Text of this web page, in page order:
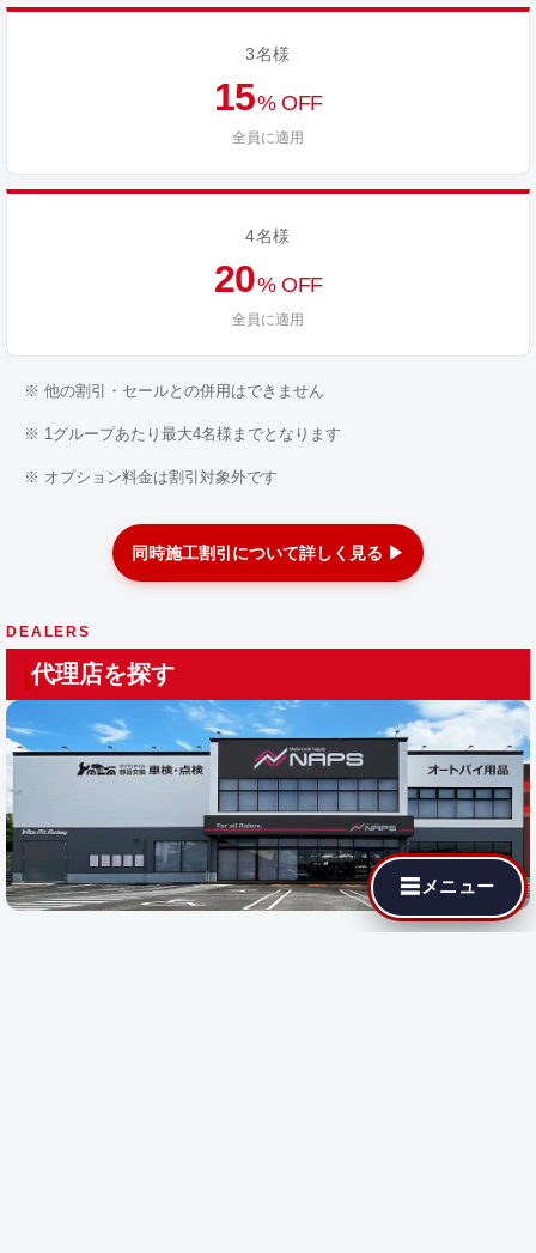
3名様
15% OFF
全員に適用
4名様
20% OFF
全員に適用
※ 他の割引・セールとの併用はできません
※ 1グループあたり最大4名様までとなります
※ オプション料金は割引対象外です
同時施工割引について詳しく見る ▶
DEALERS
代理店を探す
☰ メニュー